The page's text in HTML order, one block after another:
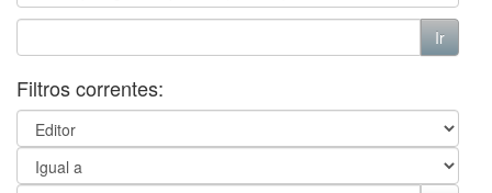
Filtros correntes: